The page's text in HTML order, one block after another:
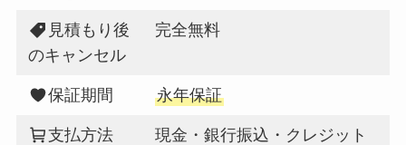
見積もり後
のキャンセル
完全無料
保証期間 永年保証
支払方法
現金・銀行振込・クレジット